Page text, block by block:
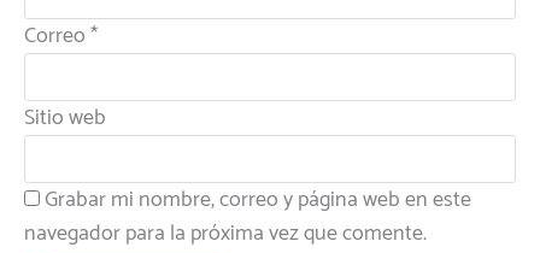
Correo*
Sitio web
Grabar mi nombre, correo y página web en este
navegador para la próxima vez que comente.